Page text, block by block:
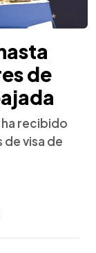
de
ha recibido
visa de